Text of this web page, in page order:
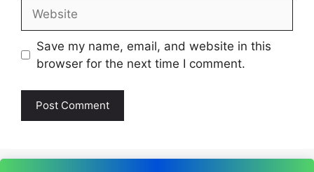
Save my name, email, and website in this
browser for the next time I comment.